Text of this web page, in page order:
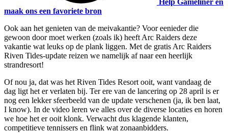
Help Gameliner en
maak ons een favoriete bron
Ook aan het genieten van de meivakantie? Voor eenieder die
gewoon door moet werken (zoals ik) heeft Arc Raiders deze
vakantie wat leuks op de plank liggen. Met de gratis Arc Raiders
Riven Tides-update reizen we namelijk af naar een heerlijk
strandresort!
Of nou ja, dat was het Riven Tides Resort ooit, want vandaag de
dag ligt het er verlaten bij. Ter ere van de lancering op 28 april is er
nog een lekker sfeerbeeld van de update verschenen (ja, ik ben laat,
I know). In de video leren we alles over de diverse locaties en horen
we hoe het er ooit klonk. Verwacht dus klagende klanten,
competitieve tennissers en flink wat zonaanbidders.